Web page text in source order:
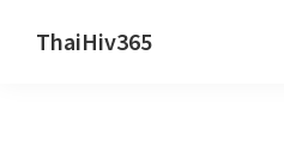
ThaiHiv365